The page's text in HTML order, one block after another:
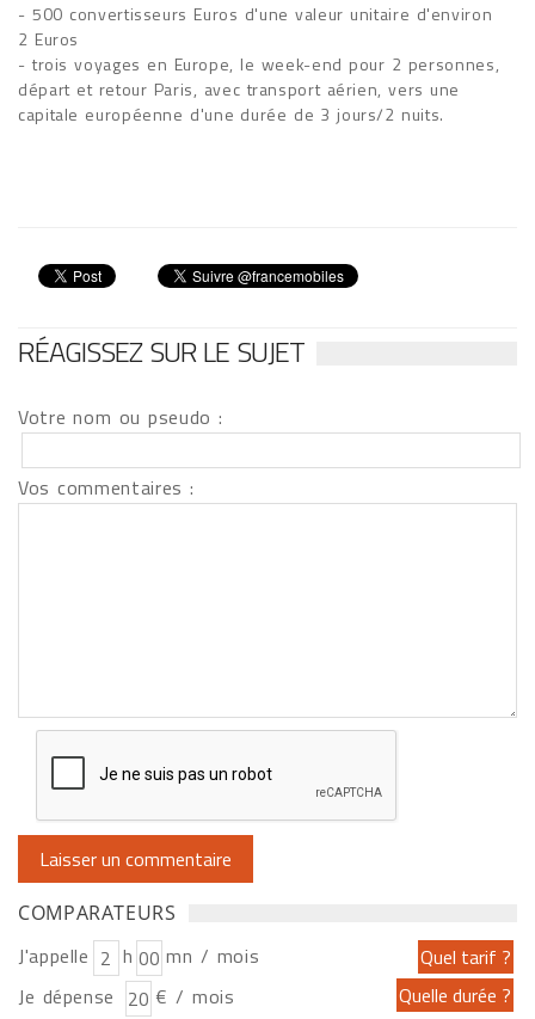
- 500 convertisseurs Euros d'une valeur unitaire d'environ
2 Euros
- trois voyages en Europe, le week-end pour 2 personnes,
départ et retour Paris, avec transport aérien, vers une
capitale européenne d'une durée de 3 jours/2 nuits.
RÉAGISSEZ SUR LE SUJET
Votre nom ou pseudo :
Vos commentaires :
COMPARATEURS
J'appelle h
mn / mois
Je dépense
€ / mois